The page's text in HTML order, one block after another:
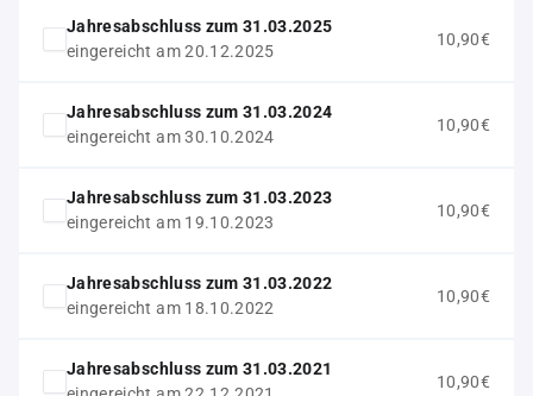
Jahresabschluss zum 31.03.2025
eingereicht am 20.12.2025
10,90€
Jahresabschluss zum 31.03.2024
eingereicht am 30.10.2024
10,90€
Jahresabschluss zum 31.03.2023
eingereicht am 19.10.2023
10,90€
Jahresabschluss zum 31.03.2022
eingereicht am 18.10.2022
10,90€
Jahresabschluss zum 31.03.2021
10,90€